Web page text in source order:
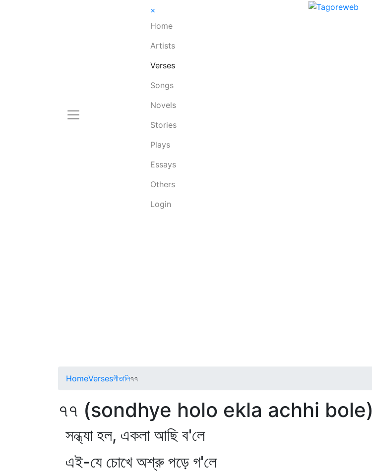
×
Home
Artists
Verses
Songs
Novels
Stories
Plays
Essays
Others
Login
HomeVersesগীতালি৭৭
৭৭ (sondhye holo ekla achhi bole)
সন্ধ্যা হল, একলা আছি ব'লে
এই-যে চোখে অশ্রু পড়ে গ'লে